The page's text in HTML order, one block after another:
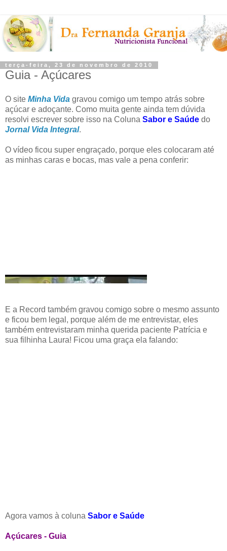
terça-feira, 23 de novembro de 2010
Guia - Açúcares
O site Minha Vida gravou comigo um tempo atrás sobre
açúcar e adoçante. Como muita gente ainda tem dúvida
resolvi escrever sobre isso na Coluna Sabor e Saúde do
Jornal Vida Integral.
O vídeo ficou super engraçado, porque eles colocaram até
as minhas caras e bocas, mas vale a pena conferir:
E a Record também gravou comigo sobre o mesmo assunto
e ficou bem legal, porque além de me entrevistar, eles
também entrevistaram minha querida paciente Patrícia e
sua filhinha Laura! Ficou uma graça ela falando:
Agora vamos à coluna Sabor e Saúde
Açúcares - Guia